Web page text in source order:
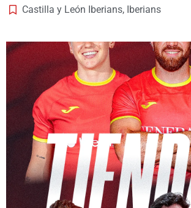
Castilla y León Iberians, Iberians